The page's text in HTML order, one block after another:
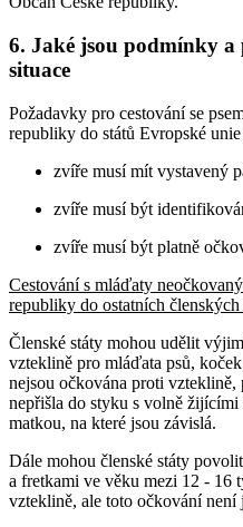
6. Jaké jsou podmínky a
situace
Požadavky pro cestování se
republiky do států Evropské unie
zvíře musí mít vystavený
zvíře musí být
zvíře musí být platně
Cestování s mláďaty
republiky do ostatních členských
Členské státy mohou udělit
vzteklině pro mláďata psů,
nejsou očkována proti vzteklině,
nepřišla do styku s volně žijícími
matkou, na které jsou závislá.
Dále mohou členské státy
a fretkami ve věku mezi 12 -
vzteklině, ale toto očkování není